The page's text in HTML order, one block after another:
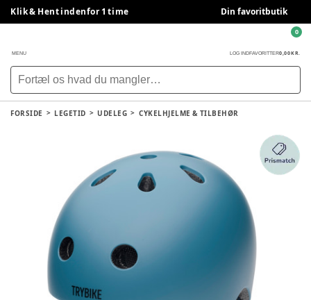
Klik & Hent indenfor 1 time Din favoritbutik
MENU LOG INDFAVORITTER0,00 KR.
0
FORSIDE LEGETID UDELEG CYKELHJELME & TILBEHØR